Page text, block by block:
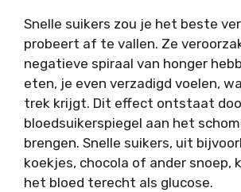
Snelle suikers zou je het beste
probeert af te vallen. Ze
negatieve spiraal van honger
eten, je even verzadigd voelen,
trek krijgt. Dit effect ontstaat
bloedsuikerspiegel aan het
brengen. Snelle suikers, uit
koekjes, chocola of ander snoep,
het bloed terecht als glucose.